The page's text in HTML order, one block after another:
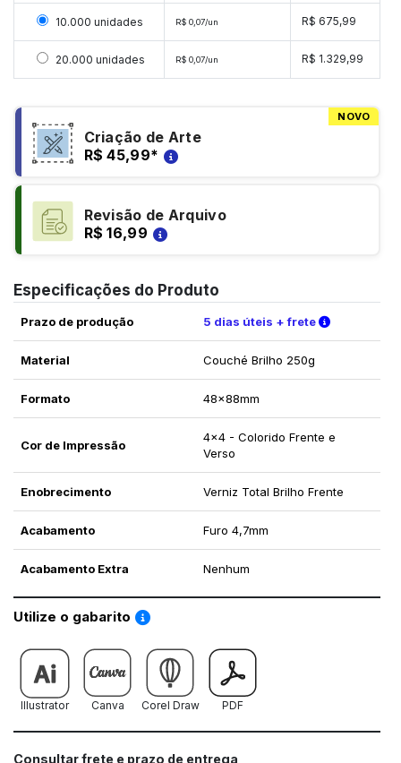
Selecionar 10000 unidades
10.000 unidades R$ 0,07/un R$ 675,99
Selecionar 20000 unidades
20.000 unidades R$ 0,07/un R$ 1.329,99
NOVO
Criação de Arte
R$ 45,99*
Revisão de Arquivo
R$ 16,99
Especificações do Produto
Prazo de produção 5 dias úteis + frete Verifique
Material Couché Brilho 250g
Formato 48x88mm
Cor de Impressão
4x4 - Colorido Frente e
Verso
Enobrecimento Verniz Total Brilho Frente
Acabamento Furo 4,7mm
Acabamento Extra Nenhum
Utilize o gabarito Saiba como utilizar os nossos gabaritos
Illustrator Canva Corel Draw PDF
Consultar frete e prazo de entrega